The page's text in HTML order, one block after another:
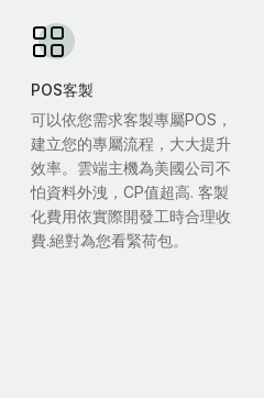
POS客製
可以依您需求客製專屬POS，
建立您的專屬流程，大大提升
效率。雲端主機為美國公司不
怕資料外洩，CP值超高. 客製
化費用依實際開發工時合理收
費.絕對為您看緊荷包。